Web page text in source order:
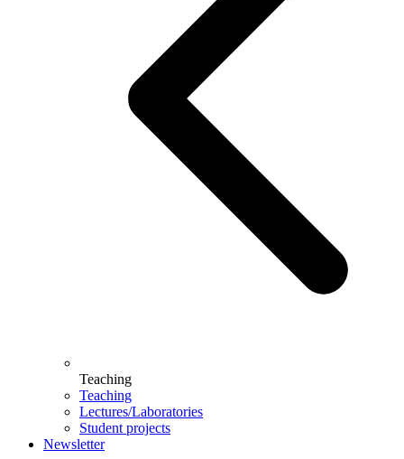
Teaching
Teaching
Lectures/Laboratories
Student projects
Newsletter